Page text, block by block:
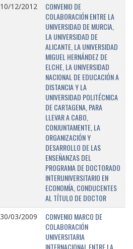
10/12/2012
CONVENIO DE
COLABORACIÓN ENTRE LA
UNIVERSIDAD DE MURCIA,
LA UNIVERSIDAD DE
ALICANTE, LA UNIVERSIDAD
MIGUEL HERNÁNDEZ DE
ELCHE, LA UNIVERSIDAD
NACIONAL DE EDUCACIÓN A
DISTANCIA Y LA
UNIVERSIDAD POLITÉCNICA
DE CARTAGENA, PARA
LLEVAR A CABO,
CONJUNTAMENTE, LA
ORGANIZACIÓN Y
DESARROLLO DE LAS
ENSEÑANZAS DEL
PROGRAMA DE DOCTORADO
INTERUNIVERSITARIO EN
ECONOMÍA, CONDUCENTES
AL TÍTULO DE DOCTOR
30/03/2009
CONVENIO MARCO DE
COLABORACIÓN
UNIVERSITARIA
INTERNACIONAL ENTRE LA